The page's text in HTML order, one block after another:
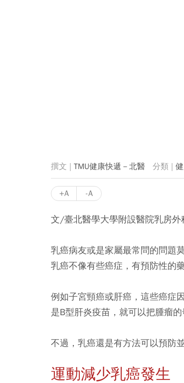
TMU健康快遞－北醫
+A -A
文/臺北醫學大學附設醫院乳房外
乳癌病友或是家屬最常問的問題
乳癌不像有些癌症，有預防性的
例如子宮頸癌或肝癌，這些癌症
是B型肝炎疫苗，就可以把腫瘤的
不過，乳癌還是有方法可以預防
運動減少乳癌發生